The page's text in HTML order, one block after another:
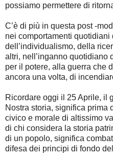
possiamo permettere di
C’è di più in questa post -
nei comportamenti quotidiani
dell’individualismo, della
altri, nell’inganno quotidiano
per il potere, alla guerra che
ancora una volta, di
Ricordare oggi il 25 Aprile, il
Nostra storia, significa prima
civico e morale di altissimo
di chi considera la storia
di un popolo, significa
difesa dei principi di fondo